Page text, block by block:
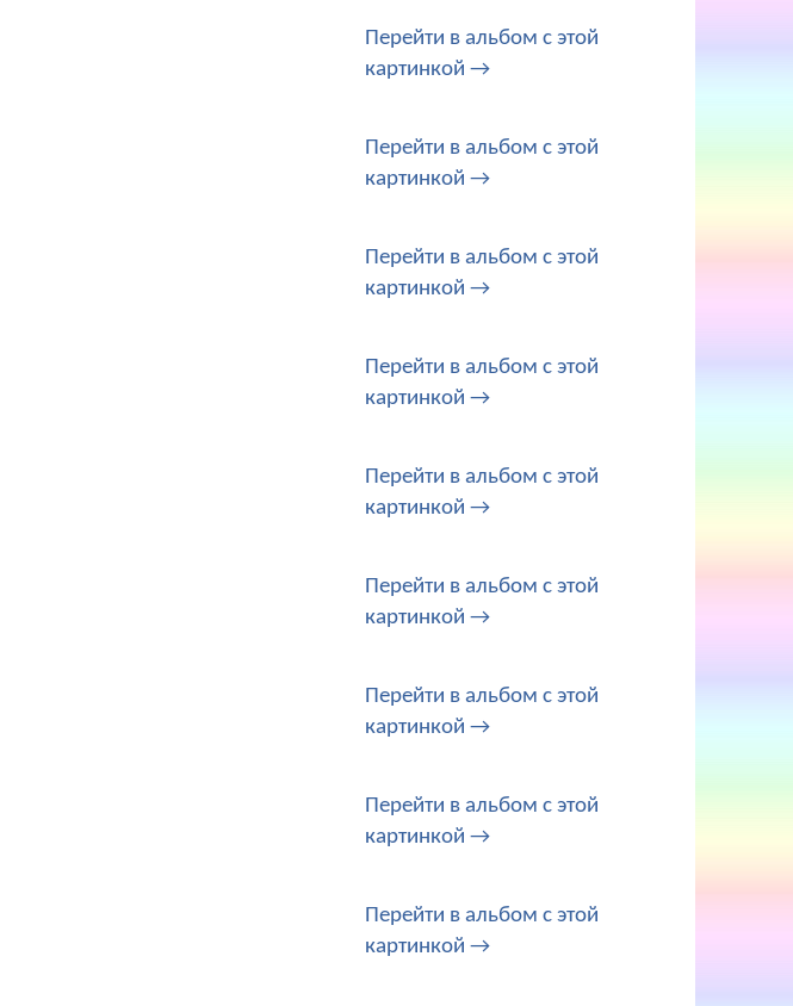
Перейти в альбом с этой
картинкой →
Перейти в альбом с этой
картинкой →
Перейти в альбом с этой
картинкой →
Перейти в альбом с этой
картинкой →
Перейти в альбом с этой
картинкой →
Перейти в альбом с этой
картинкой →
Перейти в альбом с этой
картинкой →
Перейти в альбом с этой
картинкой →
Перейти в альбом с этой
картинкой →